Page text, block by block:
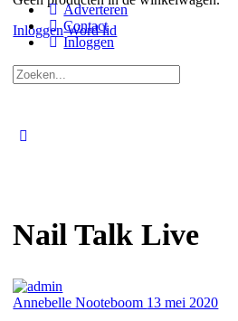
Inloggen Word lid
Adverteren
Contact
Inloggen
Zoeken
naar:
Nail Talk Live
Annebelle Nooteboom 13 mei 2020